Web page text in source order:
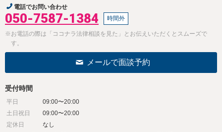
電話でお問い合わせ
050-7587-1384 時間外
※お電話の際は「ココナラ法律相談を見た」とお伝えいただくとスムーズで
す。
メールで面談予約
受付時間
平日
09:00〜20:00
土日祝日
09:00〜20:00
定休日
なし